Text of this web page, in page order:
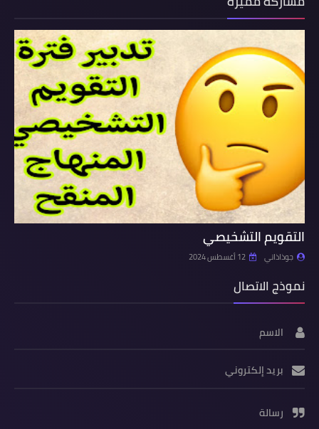
التقويم التشخيصي
جوذاذاتي 12 أغسطس 2024
نموذج الاتصال
الاسم
بريد إلكتروني
رسالة